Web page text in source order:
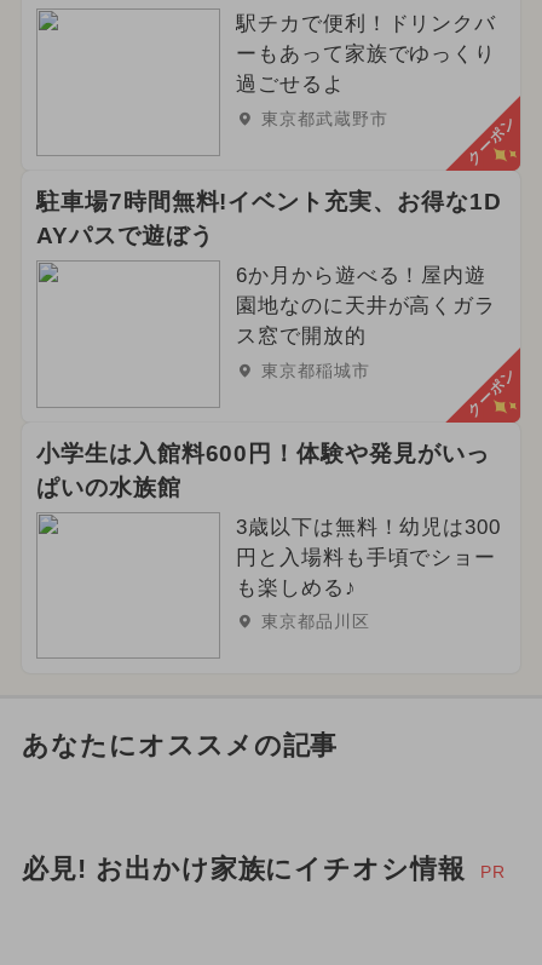
駅チカで便利！ドリンクバ
ーもあって家族でゆっくり
過ごせるよ
東京都武蔵野市 クーポン
駐車場7時間無料!イベント充実、お得な1D
AYパスで遊ぼう
6か月から遊べる！屋内遊
園地なのに天井が高くガラ
ス窓で開放的
東京都稲城市 クーポン
小学生は入館料600円！体験や発見がいっ
ぱいの水族館
3歳以下は無料！幼児は300
円と入場料も手頃でショー
も楽しめる♪
東京都品川区
あなたにオススメの記事
必見! お出かけ家族にイチオシ情報 PR